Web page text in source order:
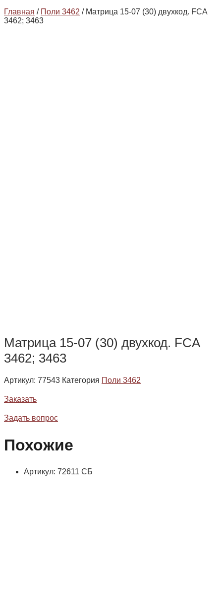
Главная / Поли 3462 / Матрица 15-07 (30) двухкод. FCA
3462; 3463
Матрица 15-07 (30) двухкод. FCA
3462; 3463
Артикул: 77543 Категория Поли 3462
Заказать
Задать вопрос
Похожие
Артикул: 72611 СБ